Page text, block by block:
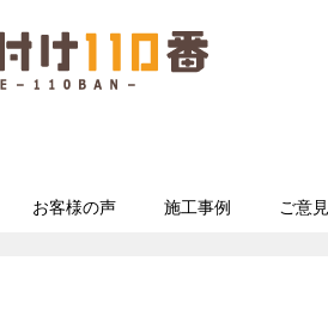
お客様の声 施工事例 ご意